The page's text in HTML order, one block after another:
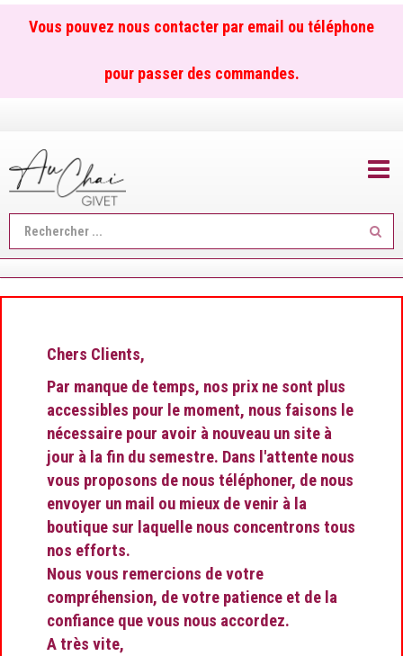
Vous pouvez nous contacter par email ou téléphone
pour passer des commandes.
Chers Clients,
Par manque de temps, nos prix ne sont plus
accessibles pour le moment, nous faisons le
nécessaire pour avoir à nouveau un site à
jour à la fin du semestre. Dans l'attente nous
vous proposons de nous téléphoner, de nous
envoyer un mail ou mieux de venir à la
boutique sur laquelle nous concentrons tous
nos efforts.
Nous vous remercions de votre
compréhension, de votre patience et de la
confiance que vous nous accordez.
A très vite,